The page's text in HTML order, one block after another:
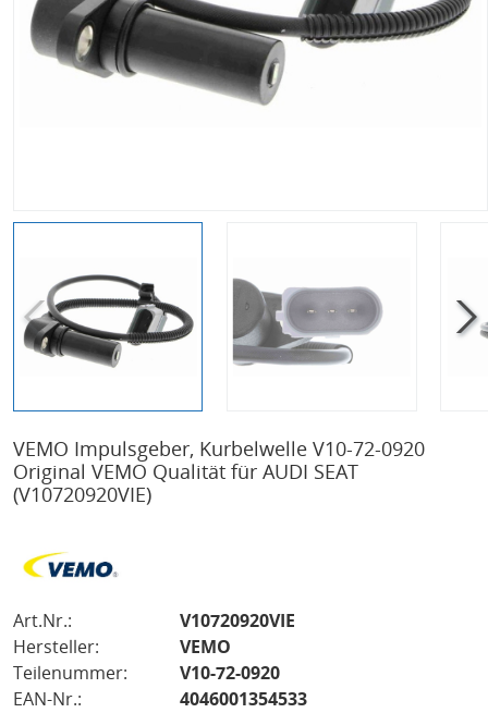
VEMO Impulsgeber, Kurbelwelle V10-72-0920
Original VEMO Qualität für AUDI SEAT
(V10720920VIE)
Art.Nr.:
V10720920VIE
Hersteller:
VEMO
Teilenummer:
V10-72-0920
EAN-Nr.:
4046001354533